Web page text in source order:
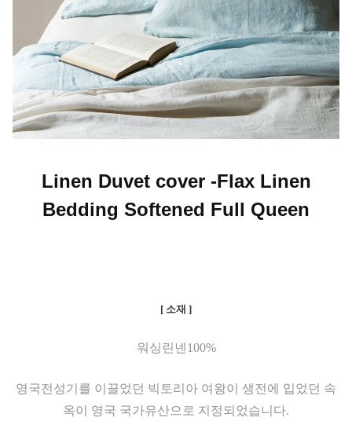
Linen Duvet cover -Flax Linen
Bedding Softened Full Queen
[ 소재 ]
워싱린넨100%
영국전성기를 이끌었던 빅토리아 여왕이 생전에 입었던 속
옥이 영국 국가유산으로 지정되었습니다.